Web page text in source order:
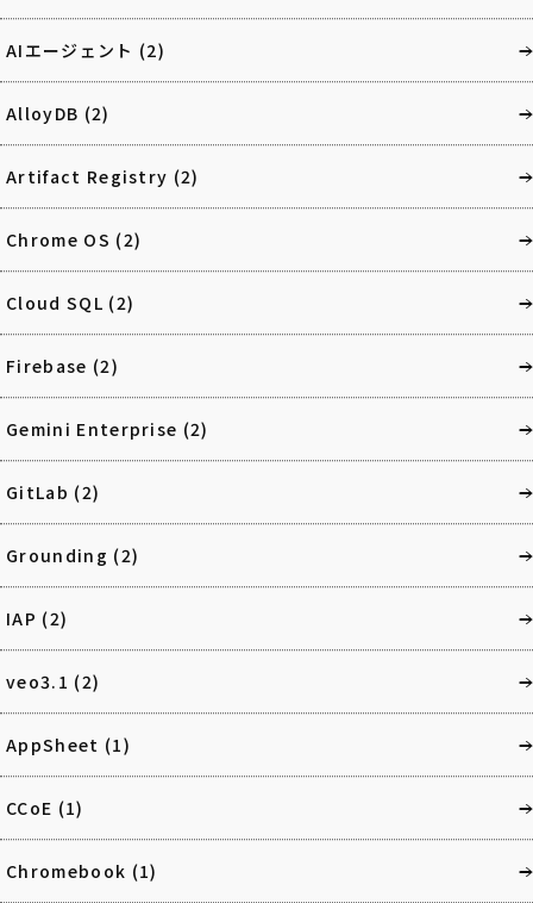
AIエージェント (2)
AlloyDB (2)
Artifact Registry (2)
Chrome OS (2)
Cloud SQL (2)
Firebase (2)
Gemini Enterprise (2)
GitLab (2)
Grounding (2)
IAP (2)
veo3.1 (2)
AppSheet (1)
CCoE (1)
Chromebook (1)